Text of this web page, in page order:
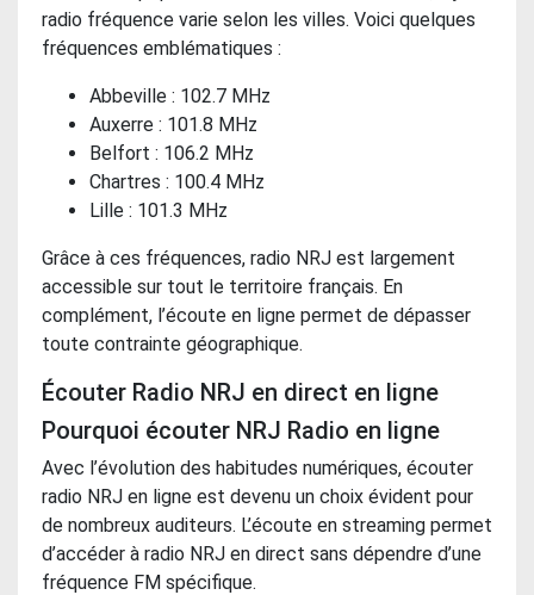
radio fréquence varie selon les villes. Voici quelques
fréquences emblématiques :
Abbeville : 102.7 MHz
Auxerre : 101.8 MHz
Belfort : 106.2 MHz
Chartres : 100.4 MHz
Lille : 101.3 MHz
Grâce à ces fréquences, radio NRJ est largement
accessible sur tout le territoire français. En
complément, l’écoute en ligne permet de dépasser
toute contrainte géographique.
Écouter Radio NRJ en direct en ligne
Pourquoi écouter NRJ Radio en ligne
Avec l’évolution des habitudes numériques, écouter
radio NRJ en ligne est devenu un choix évident pour
de nombreux auditeurs. L’écoute en streaming permet
d’accéder à radio NRJ en direct sans dépendre d’une
fréquence FM spécifique.